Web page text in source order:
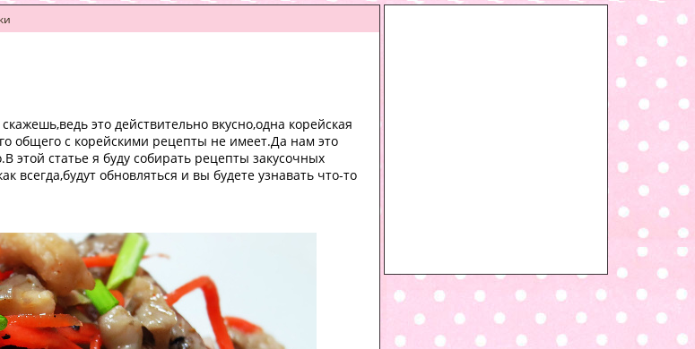
скажешь,ведь это действительно вкусно,одна корейская
общего с корейскими рецепты не имеет.Да нам это
этой статье я буду собирать рецепты закусочных
обновляться и вы будете узнавать что-то